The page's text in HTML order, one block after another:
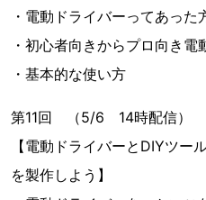
・電動ドライバーってあった
・初心者向きからプロ向き
・基本的な使い方
第11回 （5/6 14時配信）
【電動ドライバーとDIYツー
を製作しよう】